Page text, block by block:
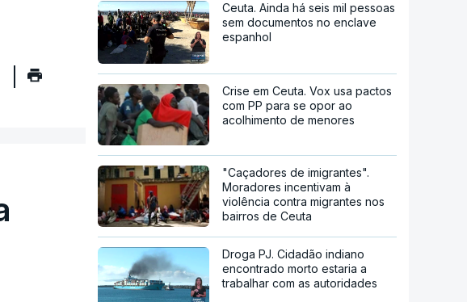
Ceuta. Ainda há seis mil pessoas
sem documentos no enclave
espanhol
Crise em Ceuta. Vox usa pactos
com PP para se opor ao
acolhimento de menores
"Caçadores de imigrantes".
Moradores incentivam à
violência contra migrantes nos
bairros de Ceuta
Droga PJ. Cidadão indiano
encontrado morto estaria a
trabalhar com as autoridades